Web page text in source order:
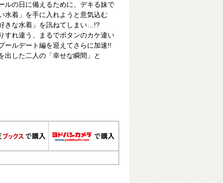
ルの日に備えるために、デキる妹で
水着」を手に入れようと意気込む
きな水着」を訊ねてしまい…!?
すれ違う、まるでボタンのカケ違い
ールデート編を迎えてさらに加速!!
出した二人の「幸せな瞬間」と